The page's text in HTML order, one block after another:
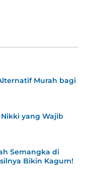
Murah bagi
yang Wajib
Semangka di
Bikin Kagum!